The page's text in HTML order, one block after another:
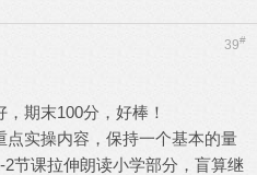
39#
期末100分，好棒！
点实操内容，保持一个基本的量
节课拉伸朗读小学部分，盲算继